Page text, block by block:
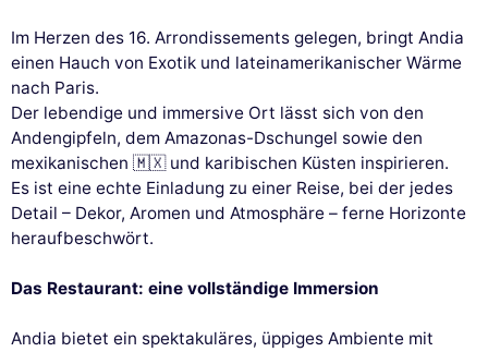
Im Herzen des 16. Arrondissements gelegen, bringt Andia
einen Hauch von Exotik und lateinamerikanischer Wärme
nach Paris.
Der lebendige und immersive Ort lässt sich von den
Andengipfeln, dem Amazonas-Dschungel sowie den
mexikanischen 🇲🇽 und karibischen Küsten inspirieren.
Es ist eine echte Einladung zu einer Reise, bei der jedes
Detail – Dekor, Aromen und Atmosphäre – ferne Horizonte
heraufbeschwört.
Das Restaurant: eine vollständige Immersion
Andia bietet ein spektakuläres, üppiges Ambiente mit